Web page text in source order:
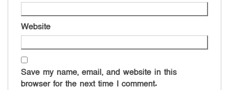
Website
Save my name, email, and website in this
browser for the next time I comment.